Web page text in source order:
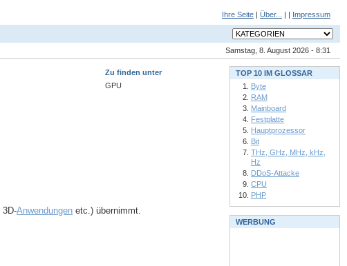
Ihre Seite | Über... | | Impressum
Samstag, 8. August 2026 - 8:31
Zu finden unter
GPU
3D-Anwendungen etc.) übernimmt.
TOP 10 IM GLOSSAR
Byte
RAM
Mainboard
Festplatte
Hauptprozessor
Bit
THz, GHz, MHz, kHz,
Hz
DDoS-Attacke
CPU
PHP
WERBUNG